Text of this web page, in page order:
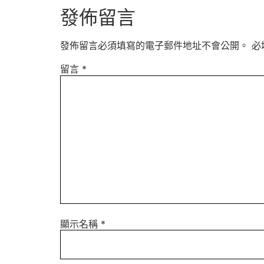
發佈留言
發佈留言必須填寫的電子郵件地址不會公開。 必
留言 *
顯示名稱 *